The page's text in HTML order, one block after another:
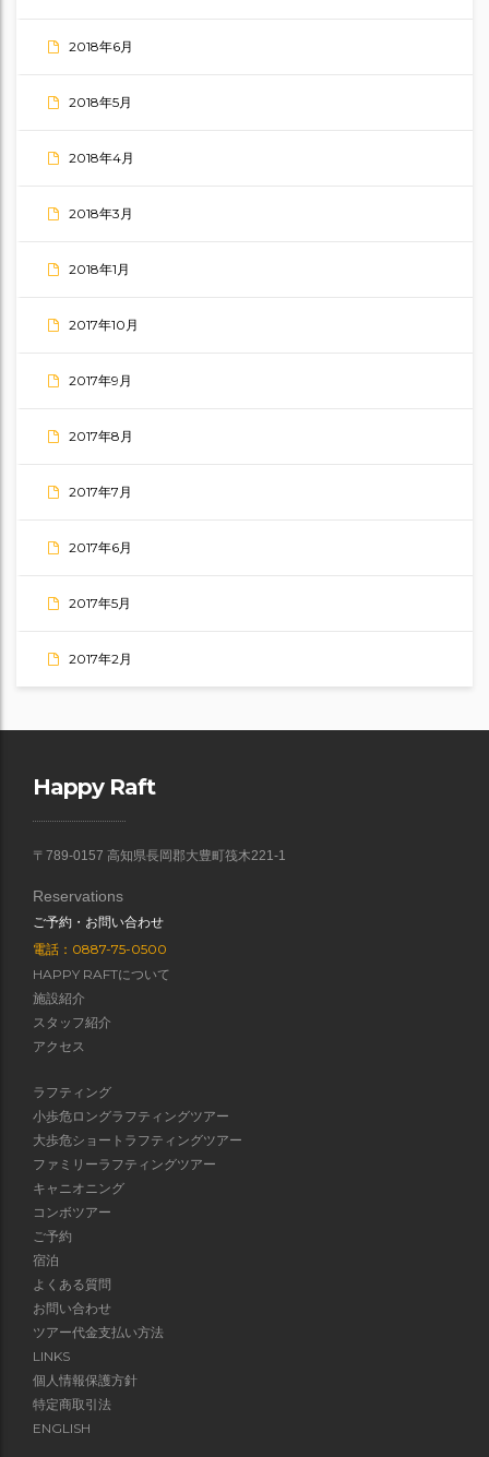
2018年6月
2018年5月
2018年4月
2018年3月
2018年1月
2017年10月
2017年9月
2017年8月
2017年7月
2017年6月
2017年5月
2017年2月
Happy Raft
〒789-0157 高知県長岡郡大豊町筏木221-1
Reservations
ご予約・お問い合わせ
電話：0887-75-0500
HAPPY RAFTについて
施設紹介
スタッフ紹介
アクセス
ラフティング
小歩危ロングラフティングツアー
大歩危ショートラフティングツアー
ファミリーラフティングツアー
キャニオニング
コンボツアー
ご予約
宿泊
よくある質問
お問い合わせ
ツアー代金支払い方法
LINKS
個人情報保護方針
特定商取引法
ENGLISH